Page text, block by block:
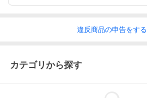
違反商品の申告をする
カテゴリから探す